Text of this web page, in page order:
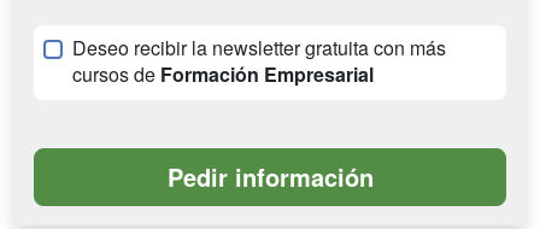
Deseo recibir la newsletter gratuita con más
cursos de Formación Empresarial